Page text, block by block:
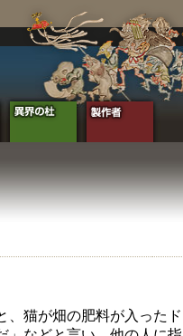
、猫が畑の肥料が入ったド